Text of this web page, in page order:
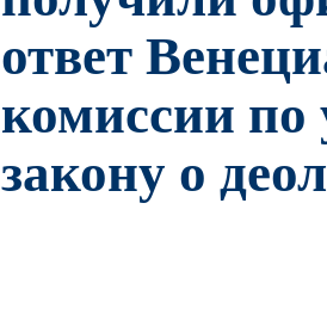
ответ
комиссии по
закону о